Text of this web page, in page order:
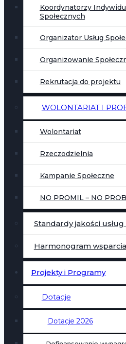
Koordynatorzy
Społecznych
Organizator Usług
Organizowanie
Rekrutacja do projektu
WOLONTARIAT I
Wolontariat
Rzeczodzielnia
Kampanie Społeczne
NO PROMIL – NO
Standardy jakości usług
Harmonogram wsparcia
Projekty i Programy
Dotacje
Dotacje 2026